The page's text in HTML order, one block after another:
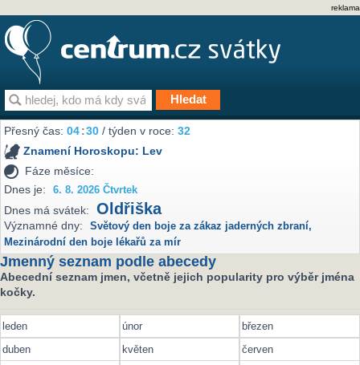
reklama
Přesný čas:04 30 / týden v roce:32
Znamení Horoskopu: Lev
Fáze měsíce:
Dnes je:
6. 8. 2026 Čtvrtek
Dnes má svátek: Oldřiška
Významné dny: Světový den boje za zákaz jaderných zbraní,
Mezinárodní den boje lékařů za mír
Jmenný seznam podle abecedy
Abecední seznam jmen, včetně jejich popularity pro výběr jména
kočky.
leden únor
březen
duben
květen
červen